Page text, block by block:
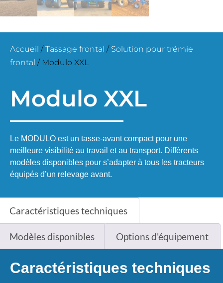
Accueil /Tassage frontal / Solution pour trémie
frontal / Modulo XXL
Modulo XXL
Le MODULO est un tasse-avant compact pour une
meilleure visibilité au travail et au transport. Différents
modèles disponibles pour s’adapter à tous les tracteurs
équipés d’un relevage avant.
Caractéristiques techniques
Modèles disponibles Options d'équipement
Caractéristiques techniques